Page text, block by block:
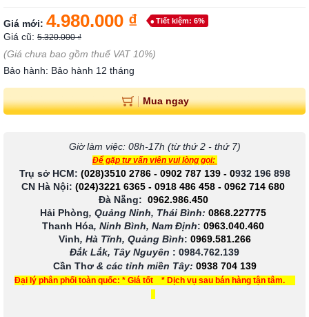
Giá mới: 4.980.000 ₫ Tiết kiệm: 6%
Giá cũ: 5.320.000 ₫
(Giá chưa bao gồm thuế VAT 10%)
Bảo hành: Bảo hành 12 tháng
Mua ngay
Giờ làm việc: 08h-17h (từ thứ 2 - thứ 7)
Để gặp tư vấn viên vui lòng gọi:
Trụ sở HCM: (028)3510 2786 - 0902 787 139- 0932 196 898
CN Hà Nội: (024)3221 6365 - 0918 486 458 - 0962 714 680
Đà Nẵng: 0962.986.450
Hải Phòng, Quảng Ninh, Thái Bình: 0868.227775
Thanh Hóa, Ninh Bình, Nam Định: 0963.040.460
Vinh, Hà Tĩnh, Quảng Bình: 0969.581.266
Đắk Lắk, Tây Nguyên : 0984.762.139
Cần Thơ & các tỉnh miền Tây: 0938 704 139
Đại lý phân phối toàn quốc: * Giá tốt * Dịch vụ sau bán hàng tận tâm.